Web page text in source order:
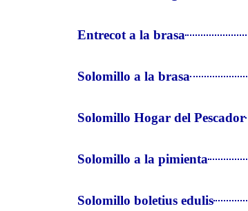
Entrecot a la brasa
Solomillo a la brasa
Solomillo Hogar del Pescador
Solomillo a la pimienta
Solomillo boletius edulis